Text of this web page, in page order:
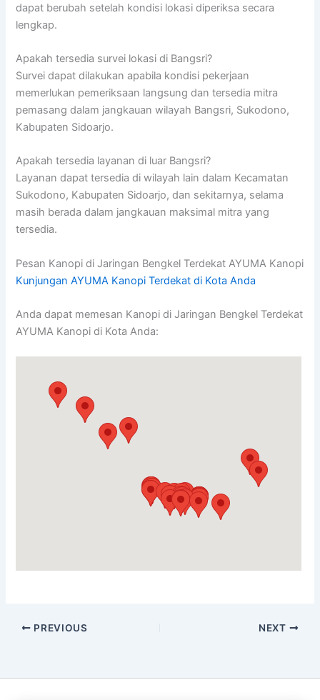
dapat berubah setelah kondisi lokasi diperiksa secara
lengkap.
Apakah tersedia survei lokasi di Bangsri?
Survei dapat dilakukan apabila kondisi pekerjaan
memerlukan pemeriksaan langsung dan tersedia mitra
pemasang dalam jangkauan wilayah Bangsri, Sukodono,
Kabupaten Sidoarjo.
Apakah tersedia layanan di luar Bangsri?
Layanan dapat tersedia di wilayah lain dalam Kecamatan
Sukodono, Kabupaten Sidoarjo, dan sekitarnya, selama
masih berada dalam jangkauan maksimal mitra yang
tersedia.
Pesan Kanopi di Jaringan Bengkel Terdekat AYUMA Kanopi
Kunjungan AYUMA Kanopi Terdekat di Kota Anda
Anda dapat memesan Kanopi di Jaringan Bengkel Terdekat
AYUMA Kanopi di Kota Anda:
PREVIOUS NEXT